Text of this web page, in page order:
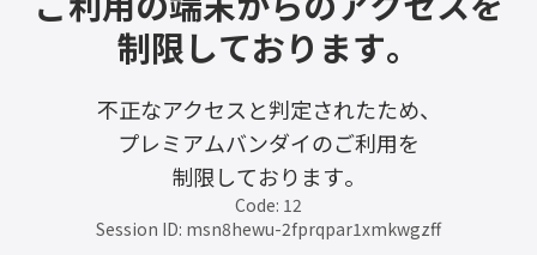
制限しております。
不正なアクセスと判定されたため、
プレミアムバンダイのご利用を
制限しております。
Code: 12
Session ID: msn8hewu-2fprqpar1xmkwgzff